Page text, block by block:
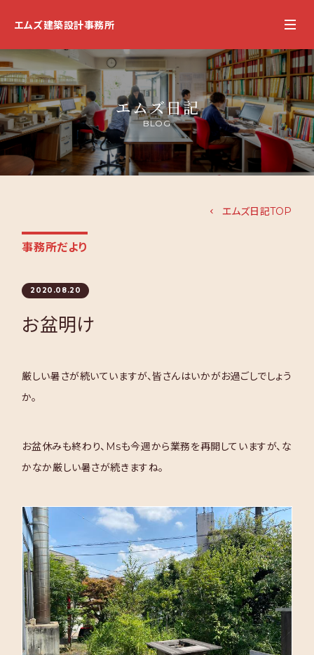
エムズ建築設計事務所
エムズ日記
BLOG
エムズ日記TOP
事務所だより
2020.08.20
お盆明け
厳しい暑さが続いていますが、皆さんはいかがお過ごしでしょう
か。
お盆休みも終わり、Msも今週から業務を再開していますが、な
かなか厳しい暑さが続きますね。